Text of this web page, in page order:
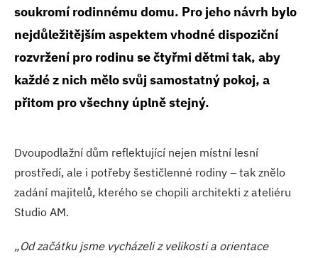
soukromí rodinnému domu. Pro jeho návrh bylo
nejdůležitějším aspektem vhodné dispoziční
rozvržení pro rodinu se čtyřmi dětmi tak, aby
každé z nich mělo svůj samostatný pokoj, a
přitom pro všechny úplně stejný.
Dvoupodlažní dům reflektující nejen místní lesní
prostředí, ale i potřeby šestičlenné rodiny – tak znělo
zadání majitelů, kterého se chopili architekti z ateliéru
Studio AM.
„Od začátku jsme vycházeli z velikosti a orientace